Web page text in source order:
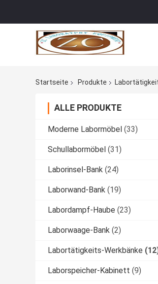
Startseite Produkte
ALLE PRODUKTE
Moderne Labormöbel (33)
Schullabormöbel (31)
Laborinsel-Bank (24)
Laborwand-Bank (19)
Labordampf-Haube (23)
Laborwaage-Bank (2)
Labortätigkeits-Werkbänke
Laborspeicher-Kabinett (9)